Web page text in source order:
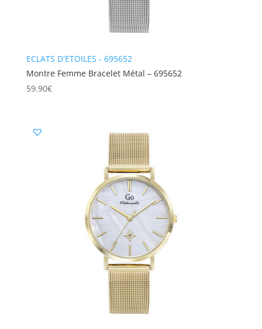
ECLATS D'ETOILES - 695652
Montre Femme Bracelet Métal – 695652
59.90€